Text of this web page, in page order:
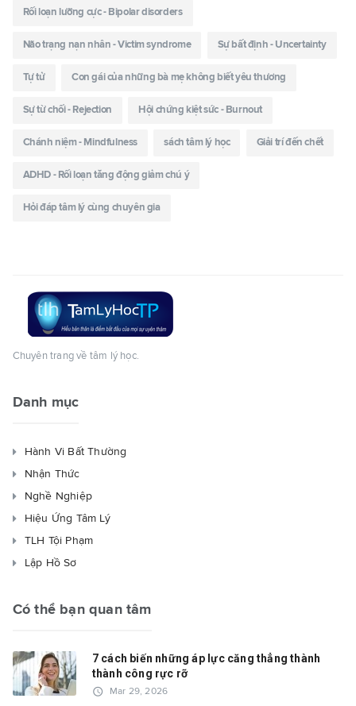
Rối loạn lưỡng cực - Bipolar disorders
Não trạng nạn nhân - Victim syndrome Sự bất định - Uncertainty
Tự tử Con gái của những bà mẹ không biết yêu thương
Sự từ chối - Rejection Hội chứng kiệt sức - Burnout
Chánh niệm - Mindfulness sách tâm lý học Giải trí đến chết
ADHD - Rối loạn tăng động giảm chú ý
Hỏi đáp tâm lý cùng chuyên gia
Chuyên trang về tâm lý học.
Danh mục
Hành Vi Bất Thường
Nhận Thức
Nghề Nghiệp
Hiệu Ứng Tâm Lý
TLH Tội Phạm
Lập Hồ Sơ
Có thể bạn quan tâm
7 cách biến những áp lực căng thẳng thành
thành công rực rỡ
access_time Mar 29, 2026